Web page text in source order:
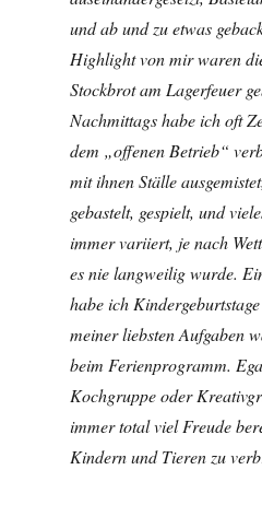
und ab und zu etwas
Highlight von mir waren
Stockbrot am Lagerfeuer
Nachmittags habe ich oft
dem „offenen Betrieb“
mit ihnen Ställe
gebastelt, gespielt, und
immer variiert, je nach
es nie langweilig wurde.
habe ich
meiner liebsten Aufgaben
beim Ferienprogramm.
Kochgruppe oder
immer total viel Freude
Kindern und Tieren zu